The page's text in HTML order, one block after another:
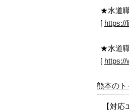
★水道
[ https://
★水道
[ https://
熊本のト
【対応